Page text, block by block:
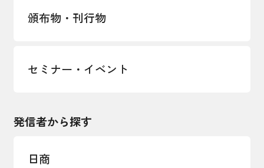
頒布物・刊行物
セミナー・イベント
発信者から探す
日商